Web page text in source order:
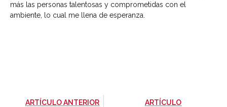
más las personas talentosas y comprometidas con el
ambiente, lo cual me llena de esperanza.
ARTÍCULO ANTERIOR-
ARTÍCULO